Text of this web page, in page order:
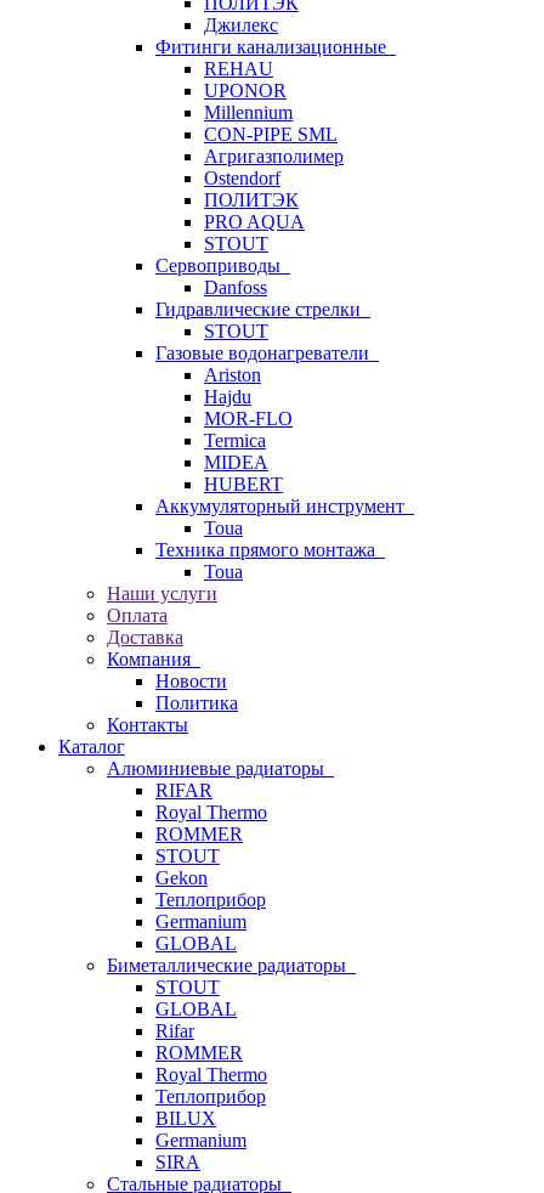
Джилекс
Фитинги канализационные
REHAU
UPONOR
Millennium
CON-PIPE SML
Агригазполимер
Ostendorf
ПОЛИТЭК
PRO AQUA
STOUT
Сервоприводы
Danfoss
Гидравлические стрелки
STOUT
Газовые водонагреватели
Ariston
Hajdu
MOR-FLO
Termica
MIDEA
HUBERT
Аккумуляторный инструмент
Toua
Техника прямого монтажа
Toua
Наши услуги
Оплата
Доставка
Компания
Новости
Политика
Контакты
Каталог
Алюминиевые радиаторы
RIFAR
Royal Thermo
ROMMER
STOUT
Gekon
Теплоприбор
Germanium
GLOBAL
Биметаллические радиаторы
STOUT
GLOBAL
Rifar
ROMMER
Royal Thermo
Теплоприбор
BILUX
Germanium
SIRA
Стальные радиаторы